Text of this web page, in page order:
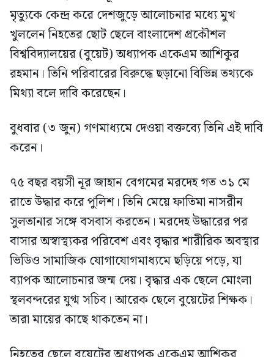
মৃত্যুকে কেন্দ্র করে দেশজুড়ে আলোচনার মধ্যে মুখ
খুললেন নিহতের ছোট ছেলে বাংলাদেশ প্রকৌশল
বিশ্ববিদ্যালয়ের (বুয়েট) অধ্যাপক একেএম আশিকুর
রহমান। তিনি পরিবারের বিরুদ্ধে ছড়ানো বিভিন্ন তথ্যকে
মিথ্যা বলে দাবি করেছেন।
বুধবার (৩ জুন) গণমাধ্যমে দেওয়া বক্তব্যে তিনি এই দাবি
করেন।
৭৫ বছর বয়সী নূর জাহান বেগমের মরদেহ গত ৩১ মে
রাতে উদ্ধার করে পুলিশ। তিনি মেয়ে ফাতিমা নাসরীন
সুলতানার সঙ্গে বসবাস করতেন। মরদেহ উদ্ধারের পর
বাসার অস্বাস্থ্যকর পরিবেশ এবং বৃদ্ধার শারীরিক অবস্থার
ভিডিও সামাজিক যোগাযোগমাধ্যমে ছড়িয়ে পড়ে, যা
ব্যাপক আলোচনার জন্ম দেয়। বৃদ্ধার এক ছেলে মোংলা
স্থলবন্দরের যুগ্ম সচিব। আরেক ছেলে বুয়েটের শিক্ষক।
তারা মায়ের কাছে থাকতেন না।